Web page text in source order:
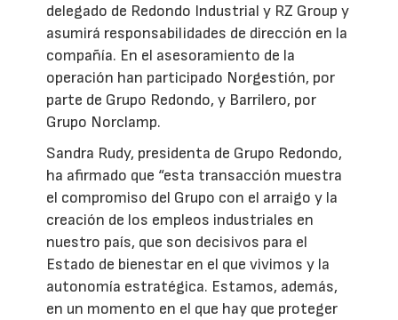
delegado de Redondo Industrial y RZ Group y
asumirá responsabilidades de dirección en la
compañía. En el asesoramiento de la
operación han participado Norgestión, por
parte de Grupo Redondo, y Barrilero, por
Grupo Norclamp.
Sandra Rudy, presidenta de Grupo Redondo,
ha afirmado que “esta transacción muestra
el compromiso del Grupo con el arraigo y la
creación de los empleos industriales en
nuestro país, que son decisivos para el
Estado de bienestar en el que vivimos y la
autonomía estratégica. Estamos, además,
en un momento en el que hay que proteger